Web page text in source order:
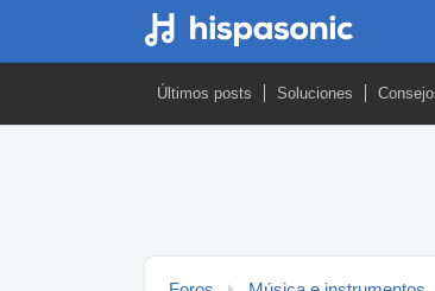
Últimos posts Soluciones